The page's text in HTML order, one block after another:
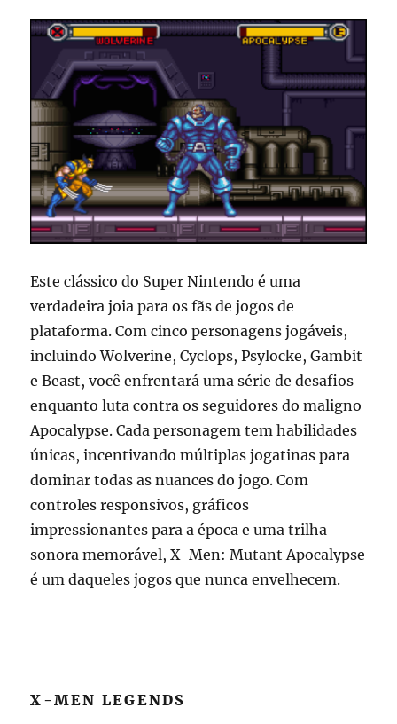
Este clássico do Super Nintendo é uma
verdadeira joia para os fãs de jogos de
plataforma. Com cinco personagens jogáveis,
incluindo Wolverine, Cyclops, Psylocke, Gambit
e Beast, você enfrentará uma série de desafios
enquanto luta contra os seguidores do maligno
Apocalypse. Cada personagem tem habilidades
únicas, incentivando múltiplas jogatinas para
dominar todas as nuances do jogo. Com
controles responsivos, gráficos
impressionantes para a época e uma trilha
sonora memorável, X-Men: Mutant Apocalypse
é um daqueles jogos que nunca envelhecem.
X-MEN LEGENDS